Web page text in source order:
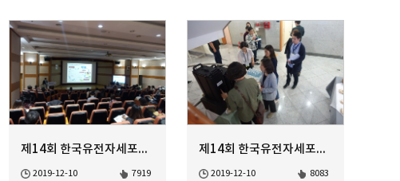
제14회 한국유전자세포치료학회 정기학술대회 Gene based Stem Ce...
2019-12-10 7919
제14회 한국유전자세포치료학회 정기학술대회 Coffee Break
2019-12-10 8083